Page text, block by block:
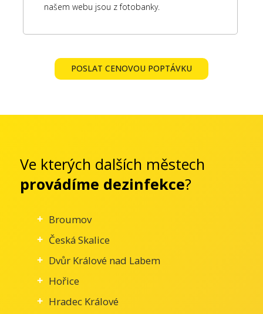
našem webu jsou z fotobanky.
POSLAT CENOVOU POPTÁVKU
Ve kterých dalších městech
provádíme dezinfekce?
Broumov
Česká Skalice
Dvůr Králové nad Labem
Hořice
Hradec Králové